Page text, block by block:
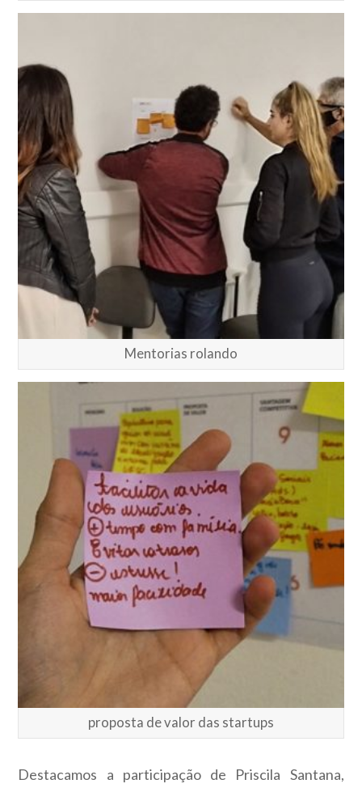
Mentorias rolando
proposta de valor das startups
Destacamos a participação de Priscila Santana,